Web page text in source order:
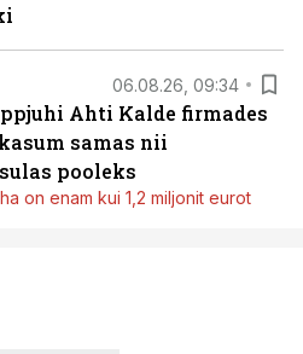
06.08.26, 09:34
Ahti Kalde firmades
samas nii
pooleks
on enam kui 1,2 miljonit eurot